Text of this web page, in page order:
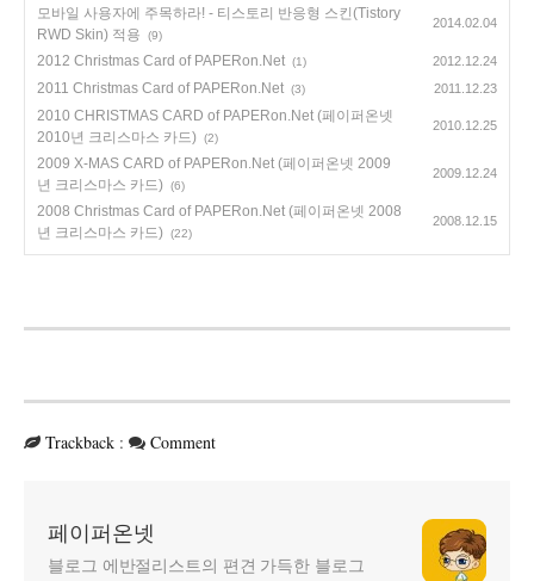
모바일 사용자에 주목하라! - 티스토리 반응형 스킨(Tistory
RWD Skin) 적용
(9)
2014.02.04
2012 Christmas Card of PAPERon.Net (1) 2012.12.24
2011 Christmas Card of PAPERon.Net (3) 2011.12.23
2010 CHRISTMAS CARD of PAPERon.Net (페이퍼온넷
2010년 크리스마스 카드) (2)
2010.12.25
2009 X-MAS CARD of PAPERon.Net (페이퍼온넷 2009
년 크리스마스 카드) (6)
2009.12.24
2008 Christmas Card of PAPERon.Net (페이퍼온넷 2008
년 크리스마스 카드) (22)
2008.12.15
Trackback : Comment
페이퍼온넷
블로그 에반절리스트의 편견 가득한 블로그